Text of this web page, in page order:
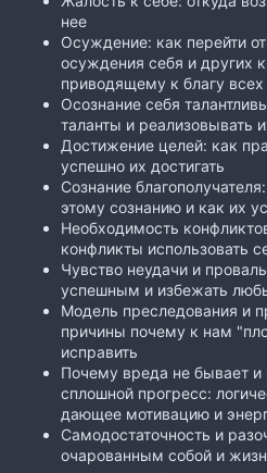
нее
Осуждение: как перейти
осуждения себя и других
приводящему к благу
Осознание себя
таланты и реализовывать
Достижение целей: как
успешно их достигать
Сознание
этому сознанию и как их
Необходимость
конфликты использовать
Чувство неудачи и
успешным и избежать
Модель преследования и
причины почему к нам
исправить
Почему вреда не бывает и
сплошной прогресс:
дающее мотивацию и
Самодостаточность и
очарованным собой и